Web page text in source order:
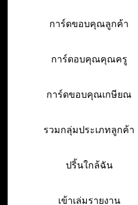
การ์ดขอบคุณลูกค้า
การ์ดอบคุณคุณครู
การ์ดขอบคุณเกษียณ
รวมกลุ่มประเภทลูกค้า
ปริ้นใกล้ฉัน
เข้าเล่มรายงาน